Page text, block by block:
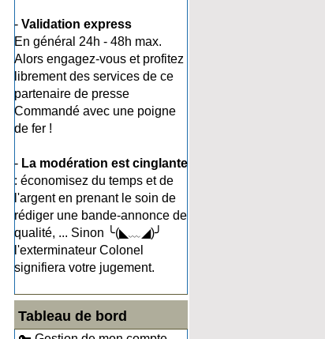
- Validation express
En général 24h - 48h max.
Alors engagez-vous et profitez
librement des services de ce
partenaire de presse
Commandé avec une poigne
de fer !
- La modération est cinglante
: économisez du temps et de
l'argent en prenant le soin de
rédiger une bande-annonce de
qualité, ... Sinon ╰(◣﹏◢)╯
l'exterminateur Colonel
signifiera votre jugement.
Tableau de bord